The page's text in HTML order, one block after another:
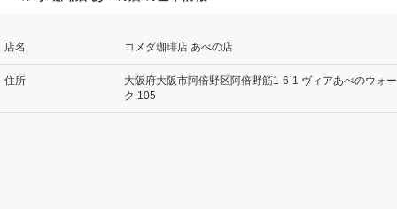
店名 コメダ珈琲店 あべの店
住所
大阪府大阪市阿倍野区阿倍野筋1-6-1 ヴィアあべのウォー
ク 105